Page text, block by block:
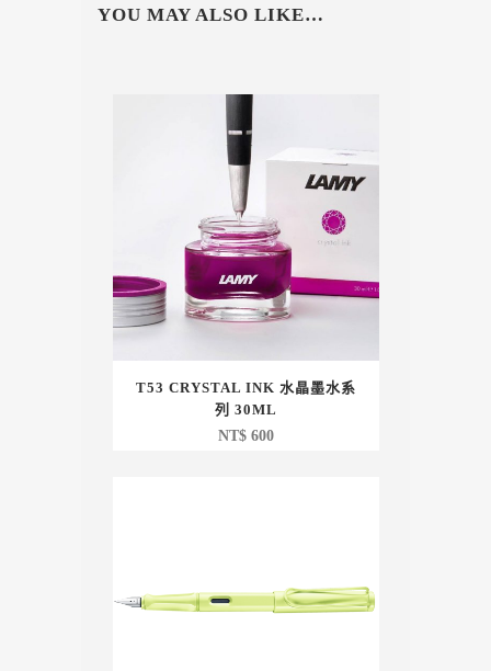
YOU MAY ALSO LIKE…
T53 CRYSTAL INK 水晶墨水系
列 30ML
NT$600